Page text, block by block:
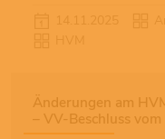
Änderungen am
– VV-Beschluss